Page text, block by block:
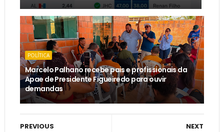
POLÍTICA
Marcelo Palhano recebe pais e profissionais da
Apae de Presidente Figueiredo para ouvir
demandas
NEXT
PREVIOUS